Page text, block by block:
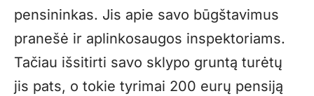
pensininkas. Jis apie savo būgštavimus
pranešė ir aplinkosaugos inspektoriams.
Tačiau išsitirti savo sklypo gruntą turėtų
jis pats, o tokie tyrimai 200 eurų pensiją